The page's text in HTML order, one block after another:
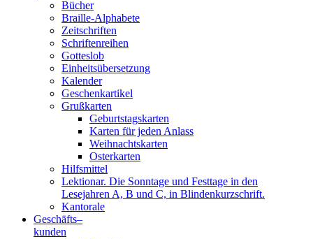
Druckerei
gGmbH
Bücher
Braille-Alphabete
Zeitschriften
Schriftenreihen
Gotteslob
Einheitsübersetzung
Kalender
Geschenkartikel
Grußkarten
Geburtstagskarten
Karten für jeden Anlass
Weihnachtskarten
Osterkarten
Hilfsmittel
Lektionar. Die Sonntage und Festtage in den
Lesejahren A, B und C, in Blindenkurzschrift.
Kantorale
Geschäfts­–
kunden